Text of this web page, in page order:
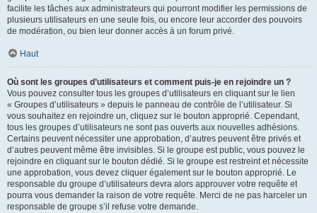
facilite les tâches aux administrateurs qui pourront modifier les permissions de
plusieurs utilisateurs en une seule fois, ou encore leur accorder des pouvoirs
de modération, ou bien leur donner accès à un forum privé.
Haut
Où sont les groupes d’utilisateurs et comment puis-je en rejoindre un ?
Vous pouvez consulter tous les groupes d’utilisateurs en cliquant sur le lien
« Groupes d’utilisateurs » depuis le panneau de contrôle de l’utilisateur. Si
vous souhaitez en rejoindre un, cliquez sur le bouton approprié. Cependant,
tous les groupes d’utilisateurs ne sont pas ouverts aux nouvelles adhésions.
Certains peuvent nécessiter une approbation, d’autres peuvent être privés et
d’autres peuvent même être invisibles. Si le groupe est public, vous pouvez le
rejoindre en cliquant sur le bouton dédié. Si le groupe est restreint et nécessite
une approbation, vous devez cliquer également sur le bouton approprié. Le
responsable du groupe d’utilisateurs devra alors approuver votre requête et
pourra vous demander la raison de votre requête. Merci de ne pas harceler un
responsable de groupe s’il refuse votre demande.